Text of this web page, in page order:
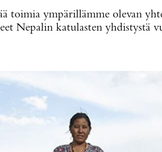
toimia ympärillämme olevan
Nepalin katulasten yhdistystä